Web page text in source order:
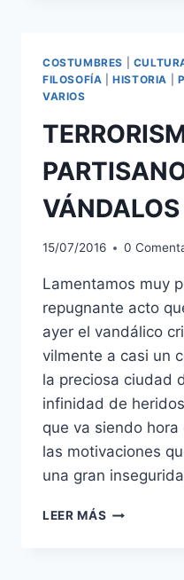
COSTUMBRES
FILOSOFÍA |HISTORIA
VARIOS
VÁNDALOS
15/07/2016 0
Lamentamos muy
repugnante acto
ayer el vandálico
vilmente a casi un
la preciosa ciudad
infinidad de
que va siendo
las motivaciones
una gran
LEER MÁS